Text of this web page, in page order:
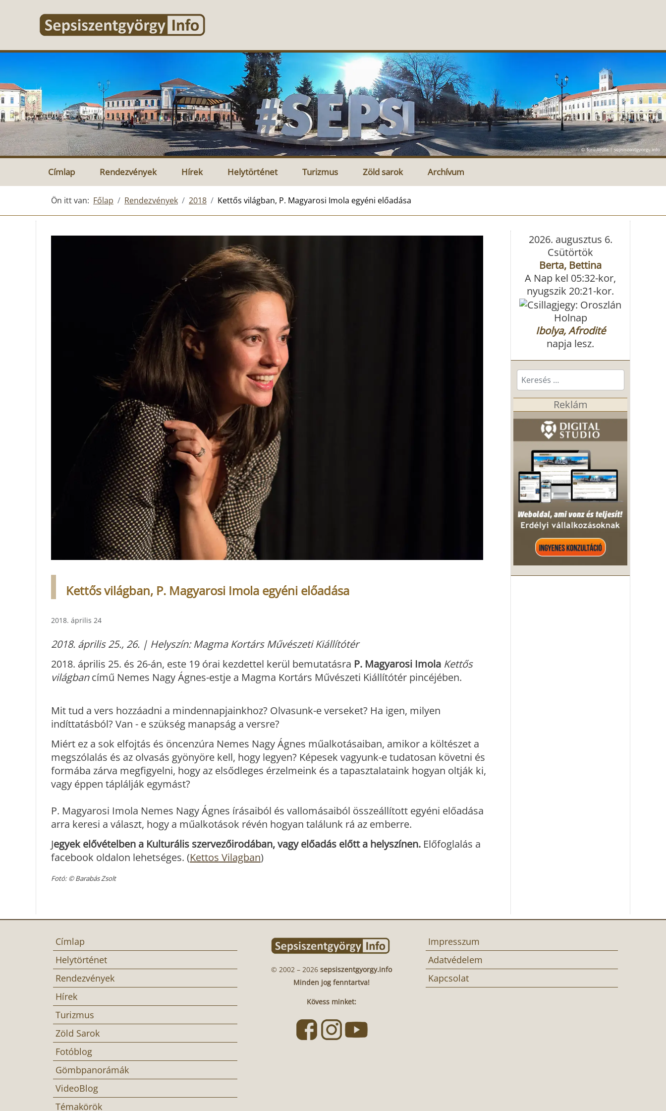
Címlap Rendezvények Hírek Helytörténet Turizmus Zöld sarok Archívum
Ön itt van: Főlap Rendezvények 2018 Kettős világban, P. Magyarosi Imola egyéni előadása
Kettős világban, P. Magyarosi Imola egyéni előadása
2018. április 24
2018. április 25., 26. | Helyszín: Magma Kortárs Művészeti Kiállítótér
2018. április 25. és 26-án, este 19 órai kezdettel kerül bemutatásra P. Magyarosi Imola Kettős
világbancímű Nemes Nagy Ágnes-estje a Magma Kortárs Művészeti Kiállítótér pincéjében.
Mit tud a vers hozzáadni a mindennapjainkhoz? Olvasunk-e verseket? Ha igen, milyen
indíttatásból? Van - e szükség manapság a versre?
Miért ez a sok elfojtás és öncenzúra Nemes Nagy Ágnes műalkotásaiban, amikor a költészet a
megszólalás és az olvasás gyönyöre kell, hogy legyen? Képesek vagyunk-e tudatosan követni és
formába zárva megfigyelni, hogy az elsődleges érzelmeink és a tapasztalataink hogyan oltják ki,
vagy éppen táplálják egymást?
P. Magyarosi Imola Nemes Nagy Ágnes írásaiból és vallomásaiból összeállított egyéni előadása
arra keresi a választ, hogy a műalkotások révén hogyan találunk rá az emberre.
Jegyek elővételben a Kulturális szervezőirodában, vagy előadás előtt a helyszínen. Előfoglalás a
facebook oldalon lehetséges. (Kettos Vilagban)
Fotó: © Barabás Zsolt
2026. augusztus 6.
Csütörtök
Berta, Bettina
A Nap kel 05:32-kor,
nyugszik 20:21-kor.
Holnap
Ibolya, Afrodité
napja lesz.
Keresés...
Reklám
Címlap
Helytörténet
Rendezvények
Hírek
Turizmus
Zöld Sarok
Fotóblog
Gömbpanorámák
VideoBlog
Témakörök
© 2002 – 2026 sepsiszentgyorgy.info
Minden jog fenntartva!
Kövess minket:
Impresszum
Adatvédelem
Kapcsolat